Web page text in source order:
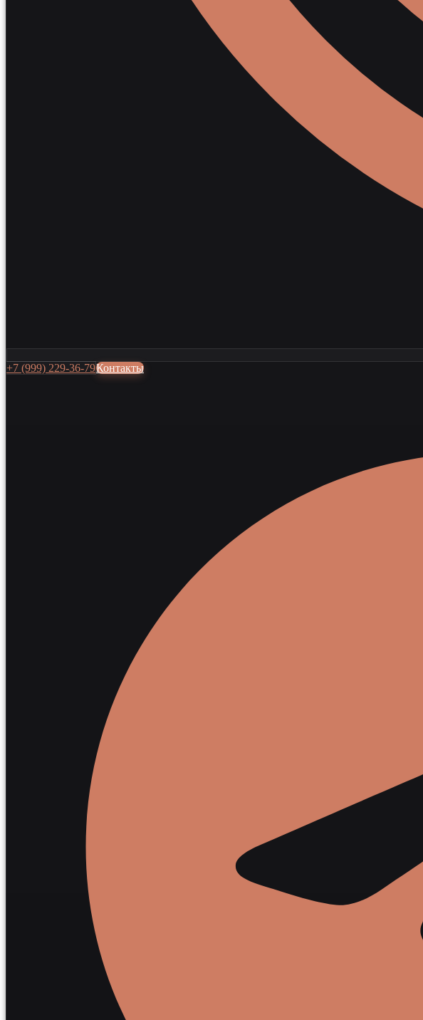
+7 (999) 229-36-79Контакты